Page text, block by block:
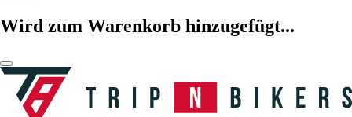
Wird zum Warenkorb hinzugefügt...